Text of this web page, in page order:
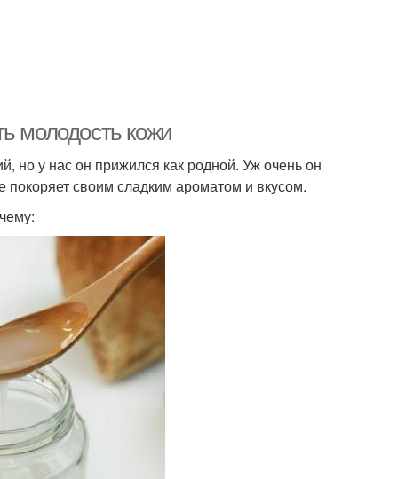
молодость кожи
но у нас он прижился как родной. Уж очень он
своим сладким ароматом и вкусом.